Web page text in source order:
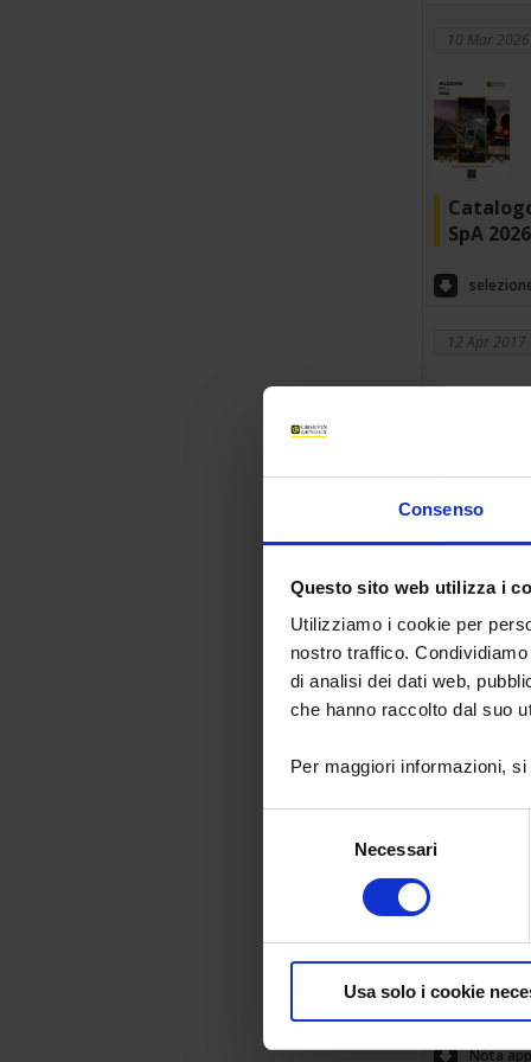
Consenso
Questo sito web utilizza i
Utilizziamo i cookie per
nostro traffico.
di analisi dei dati web,
che hanno raccolto dal suo
Per maggiori informazioni,
Necessari
Usa solo i cookie
10 Mar 2026
SpA 2026
12 Apr 2017
Come
Analisi fine
Il presente
oscilloscopi
Nota
28 Lug 2016
La maggior
elettronica
con dei
Questa
Nota